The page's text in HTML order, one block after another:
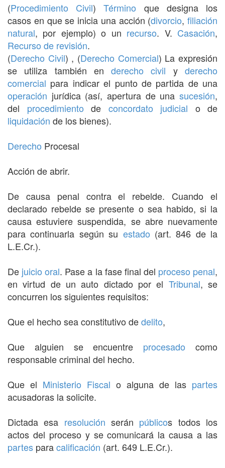
(Procedimiento Civil)Término que designa los
casos en que se inicia una acción (divorcio, filiación
natural, por ejemplo) o un recurso. V. Casación,
Recurso de revisión.
(Derecho Civil) , (Derecho Comercial) La expresión
se utiliza también enderecho civil yderecho
comercial para indicar el punto de partida de una
operación jurídica (así, apertura de una sucesión,
del procedimiento de concordato judicial o de
liquidación de los bienes).
Derecho Procesal
Acción de abrir.
De causa penal contra el rebelde. Cuando el
declarado rebelde se presente o sea habido, si la
causa estuviere suspendida, se abre nuevamente
para continuarla según su estado (art. 846 de la
L.E.Cr.).
De juicio oral. Pase a la fase final del proceso penal,
en virtud de un auto dictado por el Tribunal, se
concurren los siguientes requisitos:
Que el hecho sea constitutivo dedelito,
Que alguien se encuentre procesado como
responsable criminal del hecho.
Que el Ministerio Fiscal o alguna de las partes
acusadoras la solicite.
Dictada esa resolución serán públicos todos los
actos del proceso y se comunicará la causa a las
partes paracalificación (art. 649 L.E.Cr.).